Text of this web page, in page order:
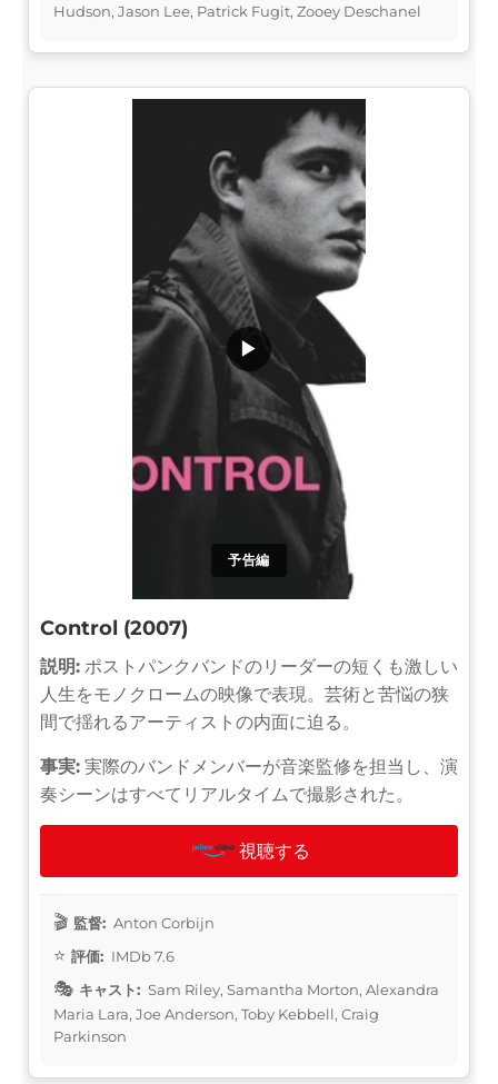
Hudson, Jason Lee, Patrick Fugit, Zooey Deschanel
予告編
▶
Control (2007)
説明: ポストパンクバンドのリーダーの短くも激しい
人生をモノクロームの映像で表現。芸術と苦悩の狭
間で揺れるアーティストの内面に迫る。
事実: 実際のバンドメンバーが音楽監修を担当し、演
奏シーンはすべてリアルタイムで撮影された。
視聴する
監督: Anton Corbijn
評価: IMDb 7.6
キャスト: Sam Riley, Samantha Morton, Alexandra
Maria Lara, Joe Anderson, Toby Kebbell, Craig
Parkinson